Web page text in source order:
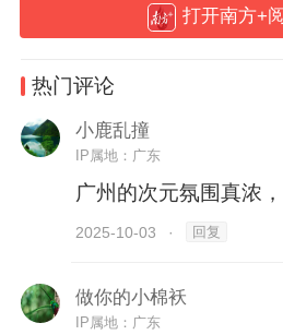
规模，让广东打造出领先
生态，这里诞生了众多
出一批创新能力高超，IP
从本届展会来看，在广
展“政策包”的带动下，“二
打开南方+
热门评论
小鹿乱撞
IP属地：广东
广州的次元氛围真浓
2025-10-03 · 回复
做你的小棉袄
IP属地：广东